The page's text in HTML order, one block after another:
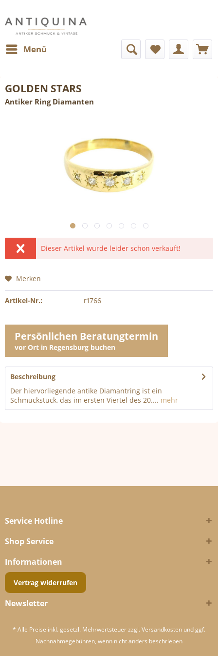
Menü
GOLDEN STARS
Antiker Ring Diamanten
Dieser Artikel wurde leider schon verkauft!
Merken
Artikel-Nr.: r1766
Persönlichen Beratungtermin
vor Ort in Regensburg buchen
Beschreibung
Der hiervorliegende antike Diamantring ist ein
Schmuckstück, das im ersten Viertel des 20.... mehr
Service Hotline
Shop Service
Informationen
Vertrag widerrufen
Newsletter
* Alle Preise inkl. gesetzl. Mehrwertsteuer zzgl. Versandkosten und ggf.
Nachnahmegebühren, wenn nicht anders beschrieben